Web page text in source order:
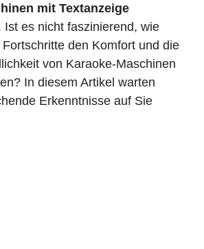
mit Textanzeige
Ist es nicht faszinierend, wie
den Komfort und die
von Karaoke-Maschinen
In diesem Artikel warten
Erkenntnisse auf Sie